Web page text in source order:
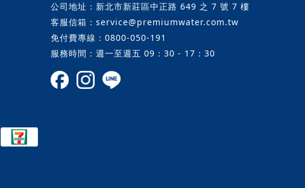
公司地址：新北市新莊區中正路 649 之 7 號 7 樓
客服信箱：service@premiumwater.com.tw
免付費專線：0800-050-191
服務時間：週一至週五 09：30 - 17：30